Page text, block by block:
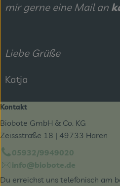
mir gerne eine Mail an
Liebe Grüße
Katja
Kontakt
Biobote GmbH & Co. KG
Zeissstraße 18 | 49733 Haren
05932/9949020
info@biobote.de
Du erreichst uns telefonisch am